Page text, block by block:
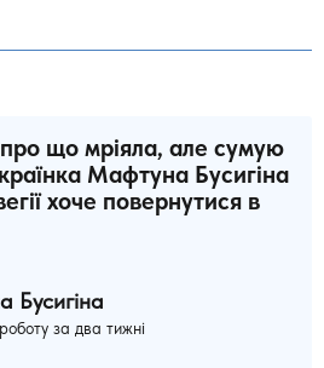
що мріяла, але сумую
Мафтуна Бусигіна
хоче повернутися в
Бусигіна
за два тижні